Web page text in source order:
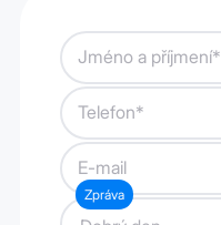
Jméno a příjmení*
Telefon*
E-mail
Zpráva